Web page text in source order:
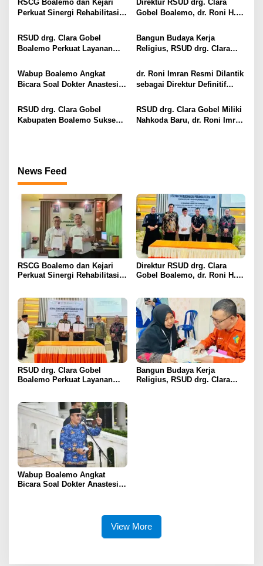
s
p
o
s
RSCG Boalemo dan Kejari
Perkuat Sinergi Rehabilitasi
Narkotika melalui Keadilan
Restoratif
Direktur RSUD drg. Clara
Gobel Boalemo, dr. Roni H.
Strategis Penguatan Layanan
Uronefrologi
RSUD drg. Clara Gobel
Boalemo Perkuat Layanan
Nasional, dr. Roni H. Imran:
Tingkatkan Akses Layanan
Bangun Budaya Kerja
Religius, RSUD drg. Clara
Program Baca Al-Qur’an bagi
Seluruh Pegawai
Wabup Boalemo Angkat
Bicara Soal Dokter Anastesi
Tetap Optimal
dr. Roni Imran Resmi Dilantik
sebagai Direktur Definitif
Boalemo
RSUD drg. Clara Gobel
Kabupaten Boalemo Sukses
RSUD drg. Clara Gobel Miliki
Nahkoda Baru, dr. Roni Imran
News Feed
RSCG Boalemo dan Kejari
Perkuat Sinergi Rehabilitasi
Restoratif
Direktur RSUD drg. Clara
Gobel Boalemo, dr. Roni H.
Uronefrologi
RSUD drg. Clara Gobel
Boalemo Perkuat Layanan
Tingkatkan Akses Layanan
Spesialistik
Bangun Budaya Kerja
Religius, RSUD drg. Clara
Wabup Boalemo Angkat
Bicara Soal Dokter Anastesi
View More